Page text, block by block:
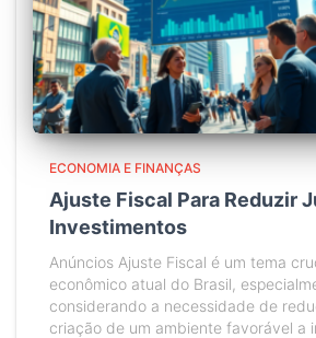
ECONOMIA E FINANÇAS
Ajuste Fiscal Para Reduzir
Investimentos
Anúncios Ajuste Fiscal é um tema
econômico atual do Brasil,
considerando a necessidade de
criação de um ambiente favorável a